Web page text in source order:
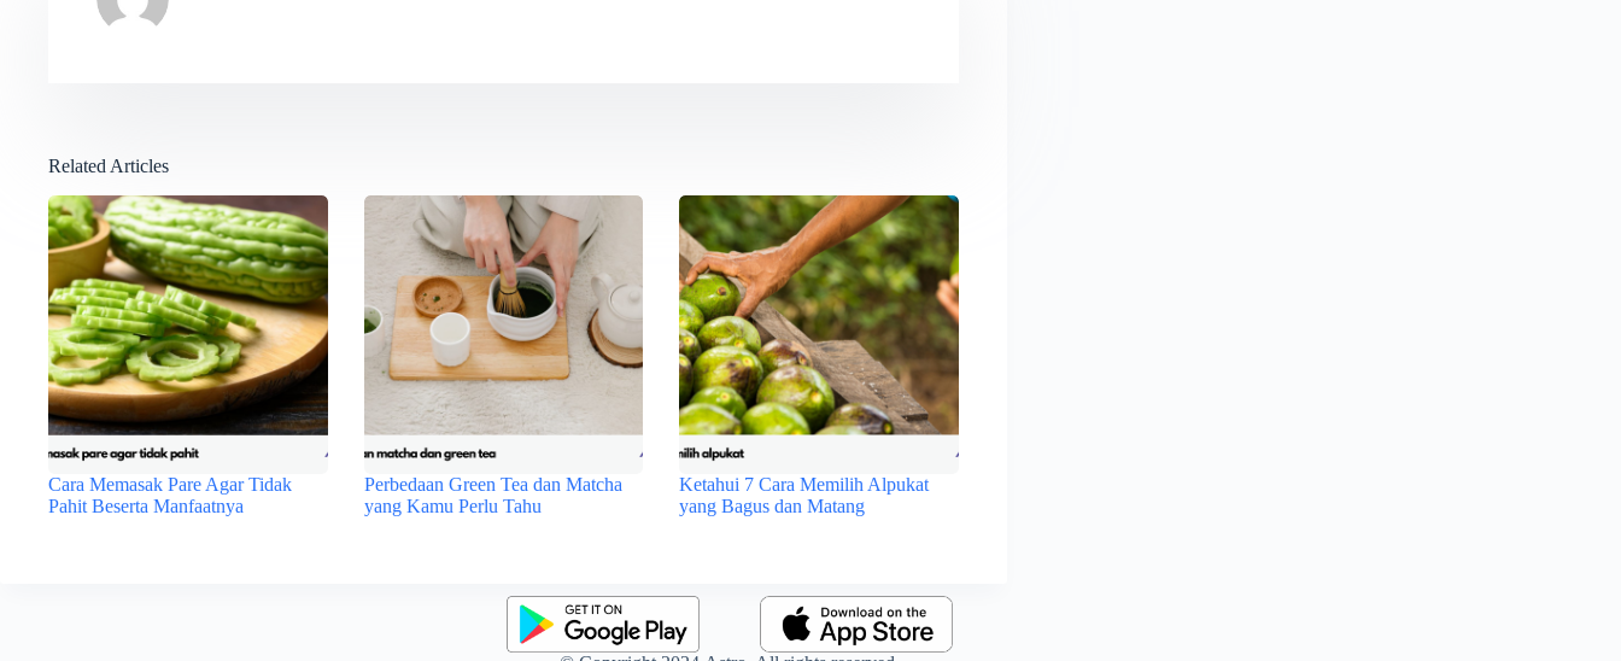
Related Articles
Cara Memasak Pare Agar Tidak
Pahit Beserta Manfaatnya
Perbedaan Green Tea dan Matcha
yang Kamu Perlu Tahu
Ketahui 7 Cara Memilih Alpukat
yang Bagus dan Matang